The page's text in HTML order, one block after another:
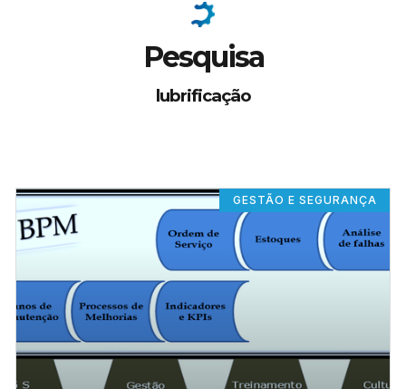
Pesquisa
lubrificação
GESTÃO E SEGURANÇA